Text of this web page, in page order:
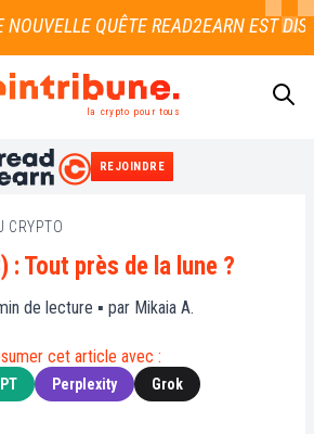
la crypto pour tous
REJOINDRE
CRYPTO
: Tout près de la lune ?
de lecture ▪ par Mikaia A.
cet article avec :
Perplexity Grok